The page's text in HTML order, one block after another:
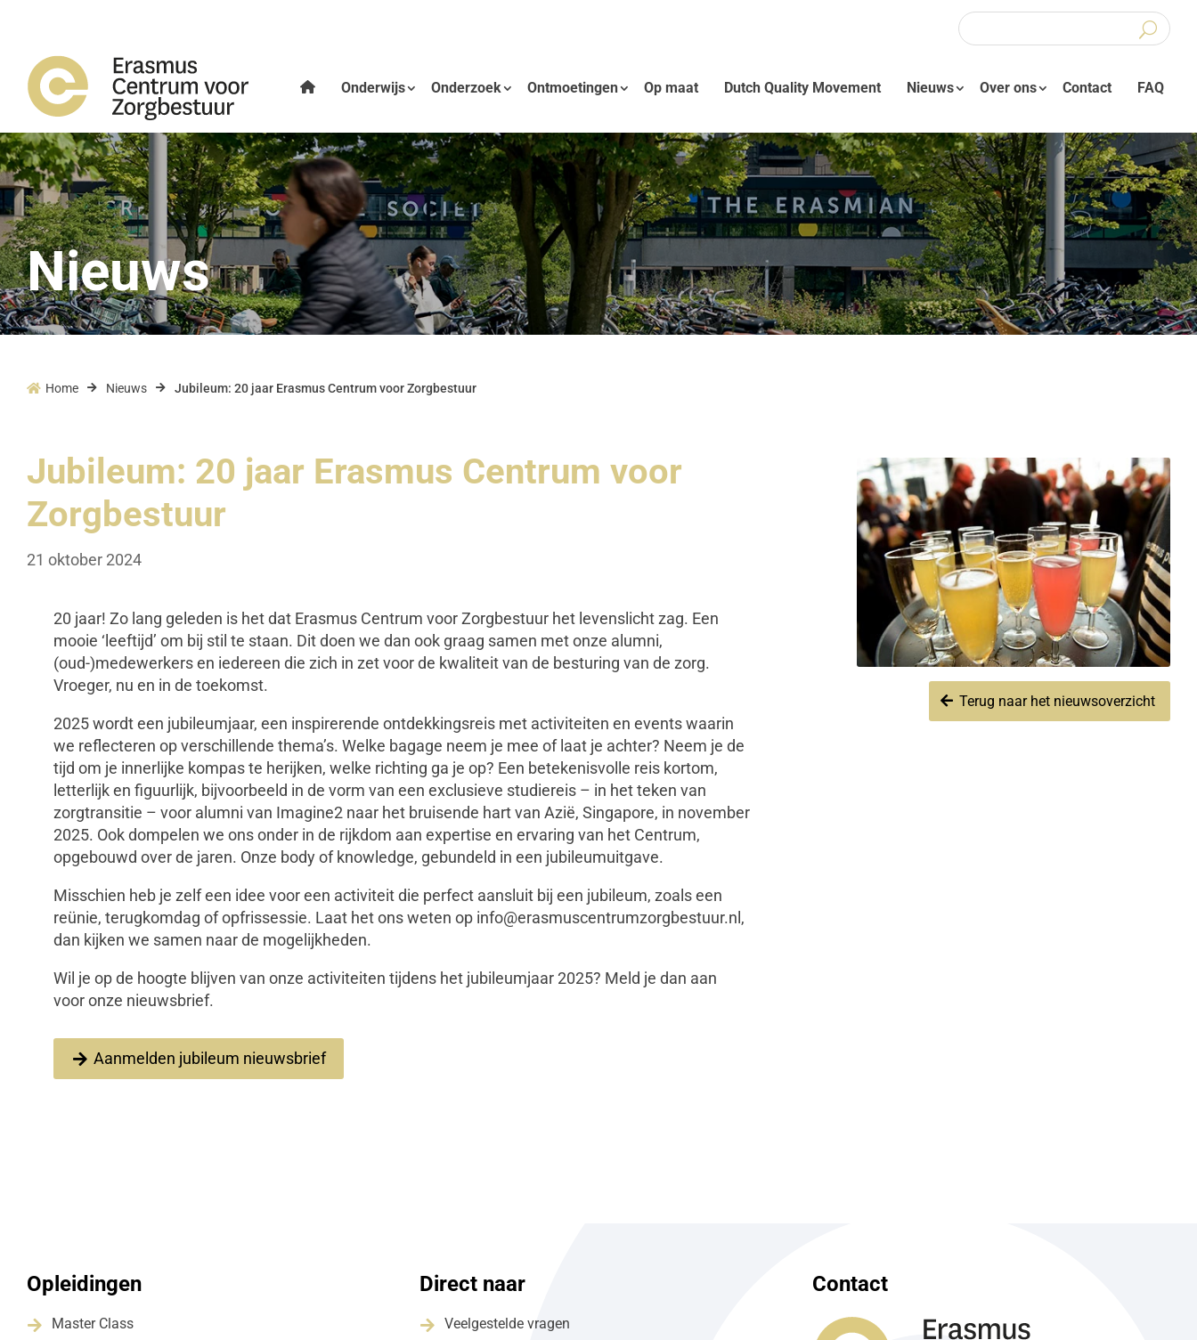
Onderwijs Onderzoek Ontmoetingen Op maat Dutch Quality Movement Nieuws Over ons Contact FAQ
Nieuws
 Home  Nieuws  Jubileum: 20 jaar Erasmus Centrum voor Zorgbestuur
Jubileum: 20 jaar Erasmus Centrum voor
Zorgbestuur
21 oktober 2024
20 jaar! Zo lang geleden is het dat Erasmus Centrum voor Zorgbestuur het levenslicht zag. Een
mooie ‘leeftijd’ om bij stil te staan. Dit doen we dan ook graag samen met onze alumni,
(oud-)medewerkers en iedereen die zich in zet voor de kwaliteit van de besturing van de zorg.
Vroeger, nu en in de toekomst.
2025 wordt een jubileumjaar, een inspirerende ontdekkingsreis met activiteiten en events waarin
we reflecteren op verschillende thema’s. Welke bagage neem je mee of laat je achter? Neem je de
tijd om je innerlijke kompas te herijken, welke richting ga je op? Een betekenisvolle reis kortom,
letterlijk en figuurlijk, bijvoorbeeld in de vorm van een exclusieve studiereis – in het teken van
zorgtransitie – voor alumni van Imagine2 naar het bruisende hart van Azië, Singapore, in november
2025. Ook dompelen we ons onder in de rijkdom aan expertise en ervaring van het Centrum,
opgebouwd over de jaren. Onze body of knowledge, gebundeld in een jubileumuitgave.
Misschien heb je zelf een idee voor een activiteit die perfect aansluit bij een jubileum, zoals een
reünie, terugkomdag of opfrissessie. Laat het ons weten op info@erasmuscentrumzorgbestuur.nl,
dan kijken we samen naar de mogelijkheden.
Wil je op de hoogte blijven van onze activiteiten tijdens het jubileumjaar 2025? Meld je dan aan
voor onze nieuwsbrief.
Aanmelden jubileum nieuwsbrief
Terug naar het nieuwsoverzicht
Opleidingen
 Master Class
Direct naar
 Veelgestelde vragen
Contact